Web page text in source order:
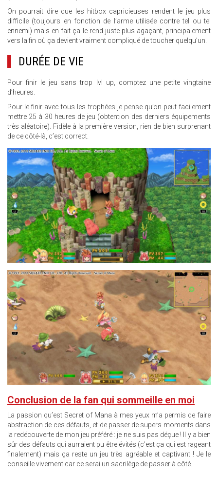
On pourrait dire que les hitbox capricieuses rendent le jeu plus
difficile (toujours en fonction de l’arme utilisée contre tel ou tel
ennemi) mais en fait ça le rend juste plus agaçant, principalement
vers la fin où ça devient vraiment compliqué de toucher quelqu’un.
DURÉE DE VIE
Pour finir le jeu sans trop lvl up, comptez une petite vingtaine
d’heures.
Pour le finir avec tous les trophées je pense qu’on peut facilement
mettre 25 à 30 heures de jeu (obtention des derniers équipements
très aléatoire). Fidèle à la première version, rien de bien surprenant
de ce côté-là, c’est correct.
16.JPG
14.JPG
Conclusion de la fan qui sommeille en moi
La passion qu’est Secret of Mana à mes yeux m’a permis de faire
abstraction de ces défauts, et de passer de supers moments dans
la redécouverte de mon jeu préféré : je ne suis pas déçue ! Il y a bien
sûr des défauts qui aurraient pu être évités (c'est ça qui est rageant
finalement) mais ça reste un jeu très agréable et captivant ! Je le
conseille vivement car ce serai un sacrilège de passer à côté.